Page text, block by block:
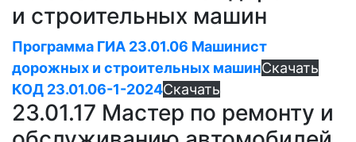
и строительных машин
Программа ГИА 23.01.06 Машинист
дорожных и строительных машинСкачать
КОД 23.01.06-1-2024Скачать
23.01.17 Мастер по ремонту и